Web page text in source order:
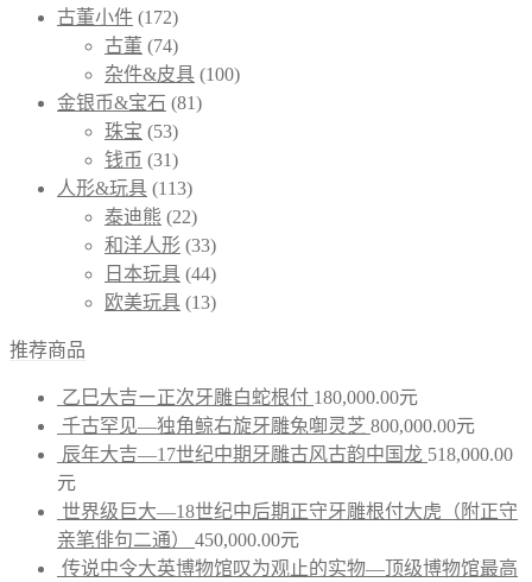
古董小件 (172)
古董 (74)
杂件&皮具 (100)
金银币&宝石 (81)
珠宝 (53)
钱币 (31)
人形&玩具 (113)
泰迪熊 (22)
和洋人形 (33)
日本玩具 (44)
欧美玩具 (13)
推荐商品
乙巳大吉ー正次牙雕白蛇根付 180,000.00元
千古罕见—独角鲸右旋牙雕兔啣灵芝 800,000.00元
辰年大吉—17世纪中期牙雕古风古韵中国龙 518,000.00
元
世界级巨大—18世纪中后期正守牙雕根付大虎（附正守
亲笔俳句二通）
450,000.00元
传说中令大英博物馆叹为观止的实物—顶级博物馆最高